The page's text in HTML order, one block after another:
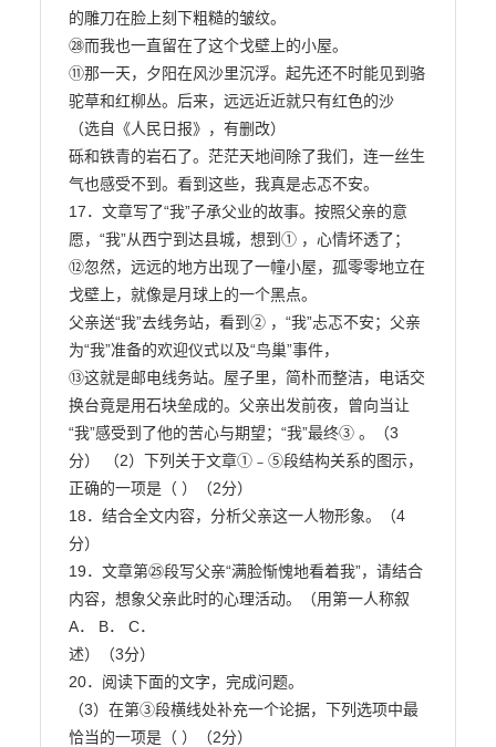
的雕刀在脸上刻下粗糙的皱纹。
㉘而我也一直留在了这个戈壁上的小屋。
⑪那一天，夕阳在风沙里沉浮。起先还不时能见到骆
驼草和红柳丛。后来，远远近近就只有红色的沙
（选自《人民日报》，有删改）
砾和铁青的岩石了。茫茫天地间除了我们，连一丝生
气也感受不到。看到这些，我真是忐忑不安。
17．文章写了“我”子承父业的故事。按照父亲的意
愿，“我”从西宁到达县城，想到① ，心情坏透了；
⑫忽然，远远的地方出现了一幢小屋，孤零零地立在
戈壁上，就像是月球上的一个黑点。
父亲送“我”去线务站，看到② ，“我”忐忑不安；父亲
为“我”准备的欢迎仪式以及“鸟巢”事件，
⑬这就是邮电线务站。屋子里，简朴而整洁，电话交
换台竟是用石块垒成的。父亲出发前夜，曾向当让
“我”感受到了他的苦心与期望；“我”最终③ 。（3
分） （2）下列关于文章①﹣⑤段结构关系的图示，
正确的一项是（ ）（2分）
18．结合全文内容，分析父亲这一人物形象。（4
分）
19．文章第㉕段写父亲“满脸惭愧地看着我”，请结合
内容，想象父亲此时的心理活动。（用第一人称叙
A． B． C．
述）（3分）
20．阅读下面的文字，完成问题。
（3）在第③段横线处补充一个论据，下列选项中最
恰当的一项是（ ）（2分）